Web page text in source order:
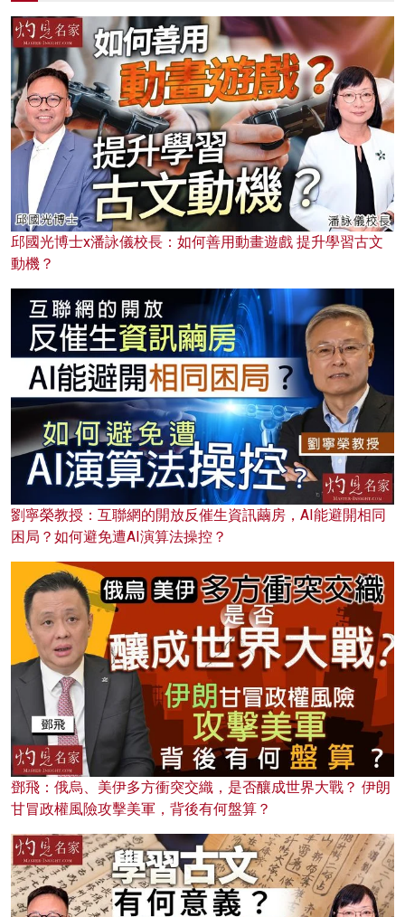
邱國光博士x潘詠儀校長：如何善用動畫遊戲 提升學習古文
動機？
劉寧榮教授：互聯網的開放反催生資訊繭房，AI能避開相同
困局？如何避免遭AI演算法操控？
鄧飛：俄烏、美伊多方衝突交織，是否釀成世界大戰？ 伊朗
甘冒政權風險攻擊美軍，背後有何盤算？